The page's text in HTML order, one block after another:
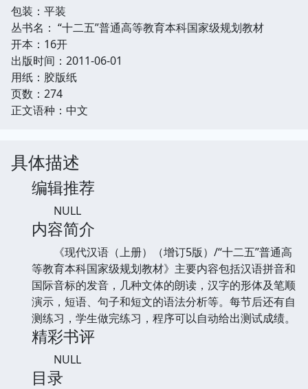
包装：平装
丛书名： “十二五”普通高等教育本科国家级规划教材
开本：16开
出版时间：2011-06-01
用纸：胶版纸
页数：274
正文语种：中文
具体描述
编辑推荐
NULL
内容简介
《现代汉语（上册）（增订5版）/“十二五”普通高
等教育本科国家级规划教材》主要内容包括汉语拼音和
国际音标的发音，几种文体的朗读，汉字的形体及笔顺
演示，短语、句子和短文的语法分析等。每节后还有自
测练习，学生做完练习，程序可以自动给出测试成绩。
精彩书评
NULL
目录